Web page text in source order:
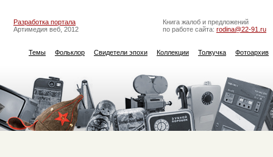
Разработка портала
Артимедия веб, 2012
Книга жалоб и предложений
по работе сайта: rodina@22-91.ru
Темы Фольклор Свидетели эпохи Коллекции Толкучка Фотоархив